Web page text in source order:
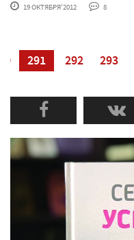
19 ОКТЯБРЯ'2012 8
291 292 293